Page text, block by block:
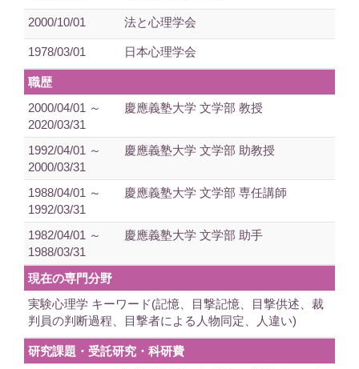
2000/10/01 法と心理学会
1978/03/01 日本心理学会
職歴
2000/04/01 ～
2020/03/31
慶應義塾大学 文学部 教授
1992/04/01 ～
2000/03/31
慶應義塾大学 文学部 助教授
1988/04/01 ～
1992/03/31
慶應義塾大学 文学部 専任講師
1982/04/01 ～
1988/03/31
慶應義塾大学 文学部 助手
現在の専門分野
実験心理学 キーワード(記憶、目撃記憶、目撃供述、裁
判員の判断過程、目撃者による人物同定、人違い)
研究課題・受託研究・科研費